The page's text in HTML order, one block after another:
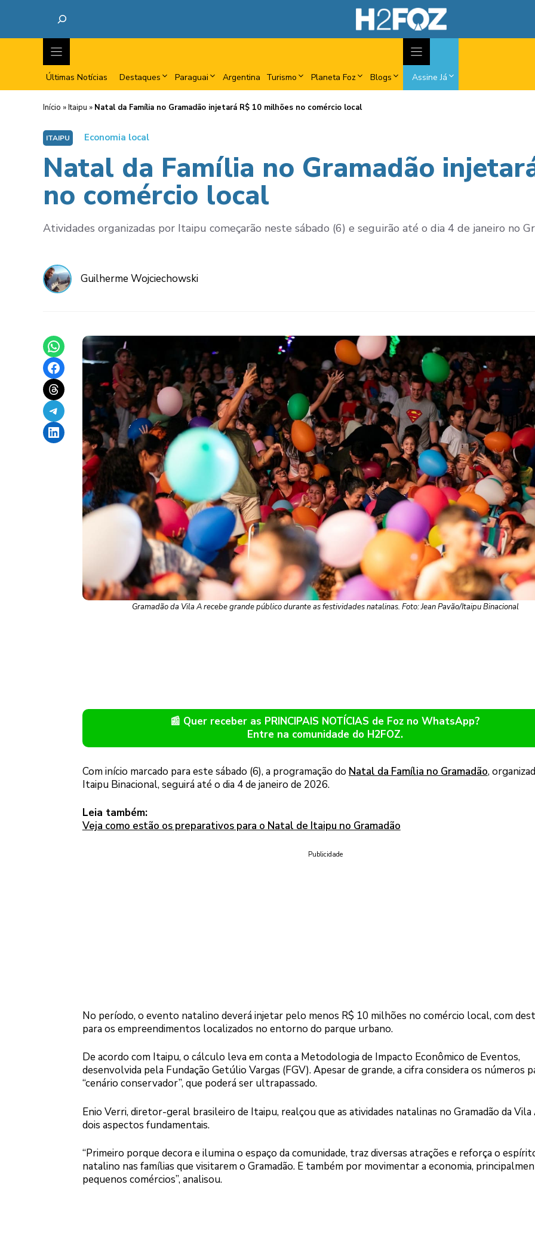
Últimas Notícias Destaques Paraguai Argentina Turismo Planeta Foz Blogs Assine Já
Início »Itaipu » Natal da Família no Gramadão injetará R$ 10 milhões no comércio local
ITAIPU Economia local
Natal da Família no Gramadão
no comércio local
Atividades organizadas por Itaipu começarão neste sábado (6) e seguirão até o dia 4 de janeiro no
Guilherme Wojciechowski
Share on WhatsApp
Share on Facebook
Share on Threads
Share on Telegram
Share on LinkedIn
Gramadão da Vila A recebe grande público durante as festividades natalinas. Foto: Jean Pavão/Itaipu Binacional
📰 Quer receber as PRINCIPAIS NOTÍCIAS de Foz no WhatsApp?
Entre na comunidade do H2FOZ.
Com início marcado para este sábado (6), a programação do Natal da Família no Gramadão,
Itaipu Binacional, seguirá até o dia 4 de janeiro de 2026.
Leia também:
Veja como estão os preparativos para o Natal de Itaipu no Gramadão
Publicidade
No período, o evento natalino deverá injetar pelo menos R$ 10 milhões no comércio local, com
para os empreendimentos localizados no entorno do parque urbano.
De acordo com Itaipu, o cálculo leva em conta a Metodologia de Impacto Econômico de Eventos,
desenvolvida pela Fundação Getúlio Vargas (FGV). Apesar de grande, a cifra considera os números
“cenário conservador”, que poderá ser ultrapassado.
Enio Verri, diretor-geral brasileiro de Itaipu, realçou que as atividades natalinas no Gramadão da
dois aspectos fundamentais.
“Primeiro porque decora e ilumina o espaço da comunidade, traz diversas atrações e reforça o
natalino nas famílias que visitarem o Gramadão. E também por movimentar a economia,
pequenos comércios”, analisou.